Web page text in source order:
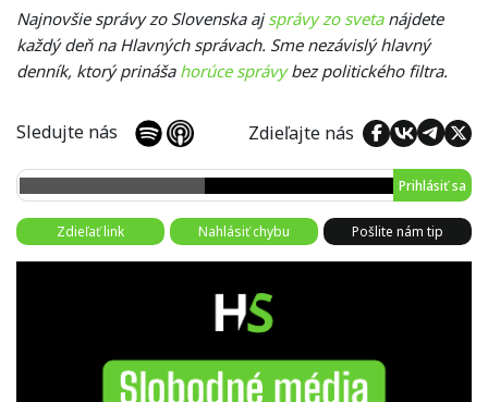
Najnovšie správy zo Slovenska ajsprávy zo svetanájdete
každý deň na Hlavných správach. Sme nezávislý hlavný
denník, ktorý prináša horúce správybez politického filtra.
Sledujte nás Zdieľajte nás
Prihlásiť sa
Zdieľať link Nahlásiť chybu Pošlite nám tip